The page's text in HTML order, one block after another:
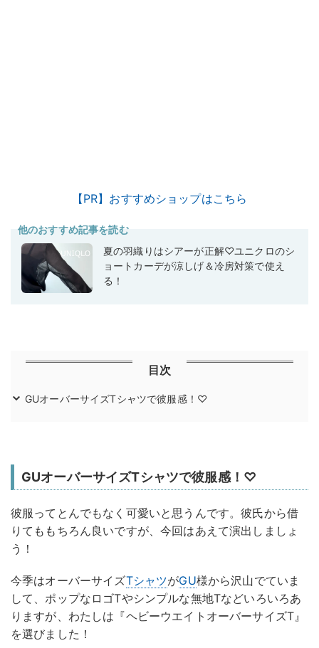
【PR】おすすめショップはこちら
他のおすすめ記事を読む
夏の羽織りはシアーが正解♡ユニクロのシ
ョートカーデが涼しげ＆冷房対策で使え
る！
目次
GUオーバーサイズTシャツで彼服感！♡
GUオーバーサイズTシャツで彼服感！♡
彼服ってとんでもなく可愛いと思うんです。彼氏から借
りてももちろん良いですが、今回はあえて演出しましょ
う！
今季はオーバーサイズTシャツがGU様から沢山でていま
して、ポップなロゴTやシンプルな無地Tなどいろいろあ
りますが、わたしは『ヘビーウエイトオーバーサイズT』
を選びました！